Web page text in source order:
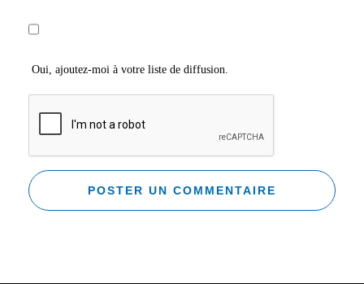
Oui, ajoutez-moi à votre liste de diffusion.